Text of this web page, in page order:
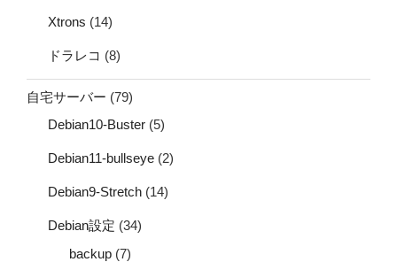
Xtrons (14)
ドラレコ (8)
自宅サーバー (79)
Debian10-Buster (5)
Debian11-bullseye (2)
Debian9-Stretch (14)
Debian設定 (34)
backup (7)